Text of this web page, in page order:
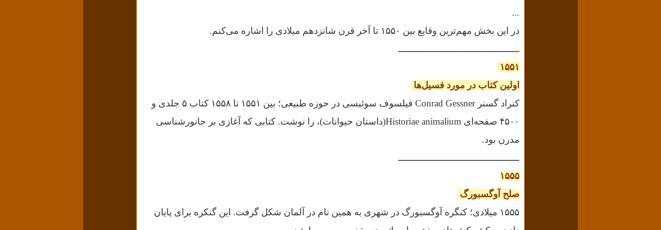
...
در این بخش مهم‌ترین وقایع بین ۱۵۵۰ تا آخر قرن شانزدهم میلادی را اشاره می‌کنم.
ـــــــــــــــــــــــــــــــــــــــــ
۱۵۵۱
اولین کتاب در مورد فسیل‌ها
کنراد گسنر Conrad Gessner فیلسوف سوئیسی در حوزه طبیعی؛ بین ۱۵۵۱ تا ۱۵۵۸ کتاب ۵ جلدی و
۴۵۰۰ صفحه‌ای Historiae animalium(داستان حیوانات)، را نوشت. کتابی که آغازی بر جانورشناسی
مدرن بود.
ـــــــــــــــــــــــــــــــــــــــــ
۱۵۵۵
صلح آوگسبورگ
۱۵۵۵ میلادی؛ کنگره آوگسبورگ در شهری به همین نام در آلمان شکل گرفت. این گنکره برای پایان